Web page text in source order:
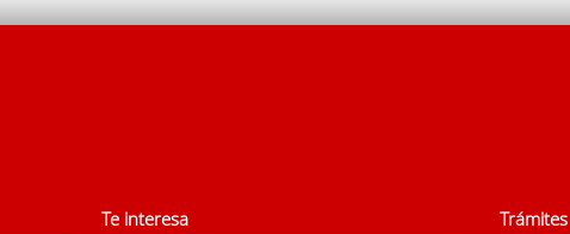
Te interesa Trámites